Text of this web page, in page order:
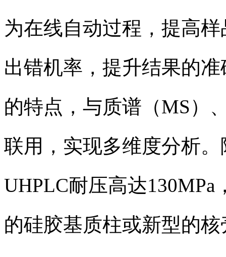
为在线自动过程，提高
出错机率，提升结果的
的特点，与质谱（MS）
联用，实现多维度分析。
UHPLC耐压高达
的硅胶基质柱或新型的